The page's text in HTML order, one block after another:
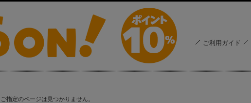
ご利用ガイド
ご指定のページは見つかりません。